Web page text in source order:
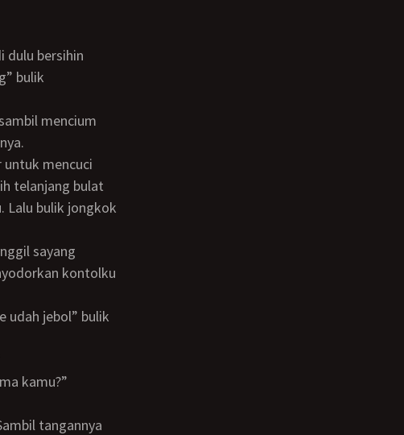
bulik
telanjang bulat
Lalu bulik jongkok
sayang
kamu?”